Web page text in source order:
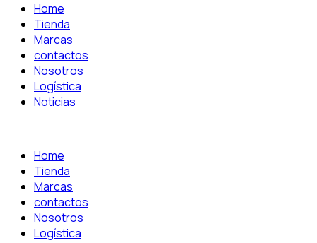
Home
Tienda
Marcas
contactos
Nosotros
Logística
Noticias
Home
Tienda
Marcas
contactos
Nosotros
Logística